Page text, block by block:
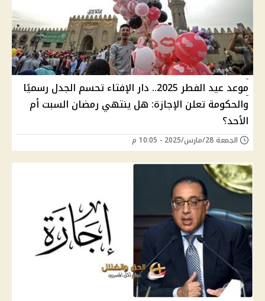
موعد عيد الفطر 2025.. دار الإفتاء تحسم الجدل رسميًا
والحكومة تعلن الإجازة: هل ينتهي رمضان السبت أم
الأحد؟
الجمعة 28/مارس/2025 - 10:05 م